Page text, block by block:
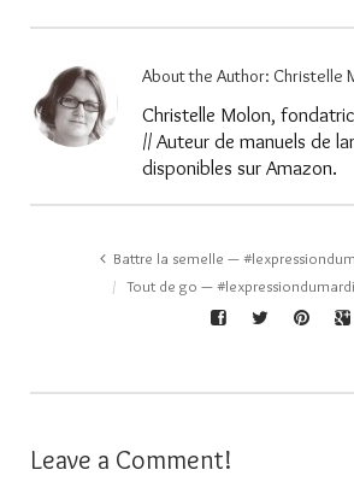
About the Author: Christelle
Christelle Molon,
// Auteur de manuels de
disponibles sur Amazon.
Battre la semelle —
Tout de go —
Leave a Comment!